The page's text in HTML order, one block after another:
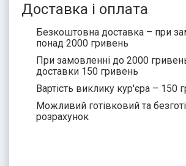
Доставка і оплата
Безкоштовна доставка – при
понад 2000 гривень
При замовленні до 2000
доставки 150 гривень
Вартість виклику кур'єра – 150
Можливий готівковий та
розрахунок